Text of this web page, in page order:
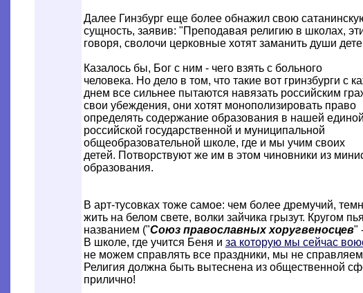
Далее Гинзбург еще более обнажил свою
сущность, заявив: "Преподавая религию в школах,
говоря, сволочи церковные хотят заманить души
Казалось бы, Бог с ним - чего взять с больного
человека. Но дело в том, что такие вот гринзбурги с
днем все сильнее пытаются навязать российским
свои убеждения, они хотят монополизировать право
определять содержание образования в нашей единой
российской государственной и муниципальной
общеобразовательной школе, где и мы учим своих
детей. Потворствуют же им в этом чиновники из
образования.
В арт-тусовках тоже самое: чем более дремучий,
жить на белом свете, волки зайчика грызут. Кругом
названием ("Союз православных хоругвеносцев"
В школе, где учится Беня и за которую мы сейчас
не можем справлять все праздники, мы не
Религия должна быть вытеснена из общественной
прилично!